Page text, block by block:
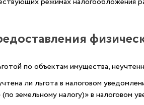
по объектам имущества,
ли льгота в налоговом
земельному налогу)» в налоговом